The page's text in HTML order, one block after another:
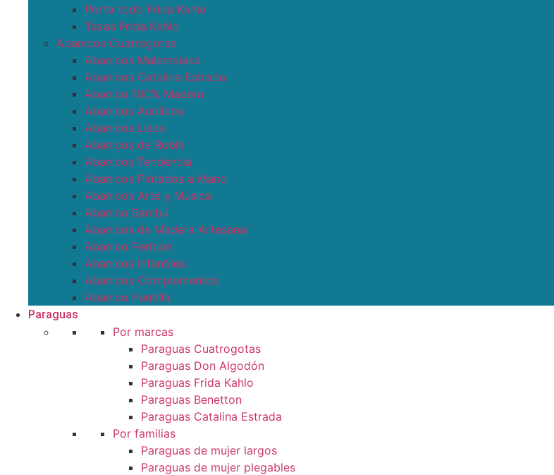
Porta todo Frida Kahlo
Tazas Frida Kahlo
Abanicos Cuatrogotas
Abanicos Malamalaka
Abanicos Catalina Estrada
Abanico 100% Madera
Abanicos Acrílicos
Abanicos Lisos
Abanicos de Roble
Abanicos Tendencia
Abanicos Pintados a Mano
Abanicos Arte y Música
Abanico Bambú
Abanicos de Madera Artesanal
Abanico Pericon
Abanicos Infantiles
Abanicos Complementos
Abanico Puntilla
Paraguas
Por marcas
Paraguas Cuatrogotas
Paraguas Don Algodón
Paraguas Frida Kahlo
Paraguas Benetton
Paraguas Catalina Estrada
Por familias
Paraguas de mujer largos
Paraguas de mujer plegables